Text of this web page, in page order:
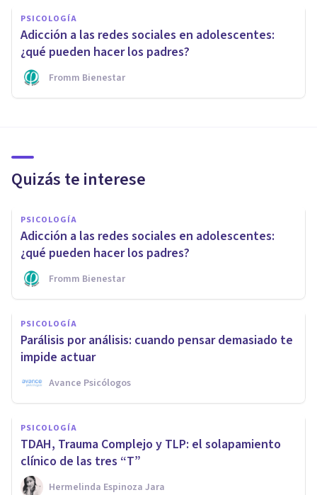
PSICOLOGÍA
Adicción a las redes sociales en adolescentes:
¿qué pueden hacer los padres?
Fromm Bienestar
Quizás te interese
PSICOLOGÍA
Adicción a las redes sociales en adolescentes:
¿qué pueden hacer los padres?
Fromm Bienestar
PSICOLOGÍA
Parálisis por análisis: cuando pensar demasiado te
impide actuar
Avance Psicólogos
PSICOLOGÍA
TDAH, Trauma Complejo y TLP: el solapamiento
clínico de las tres “T”
Hermelinda Espinoza Jara